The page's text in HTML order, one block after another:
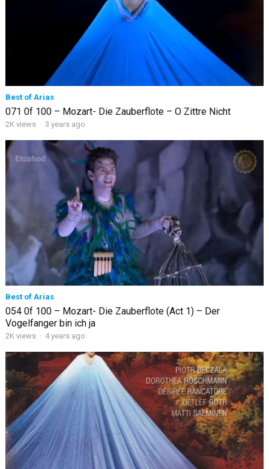
Best of Arias
071 0f 100 – Mozart- Die Zauberflote – O Zittre Nicht
2K views · 3 years ago
Best of Arias
054 0f 100 – Mozart- Die Zauberflote (Act 1) – Der
Vogelfanger bin ich ja
2K views · 4 years ago